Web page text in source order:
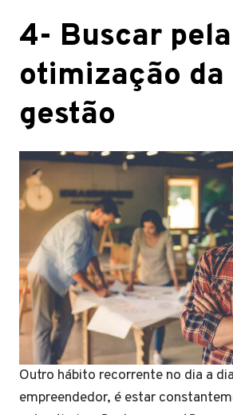
4- Buscar pela
otimização da
gestão
Outro hábito recorrente no dia a
empreendedor, é estar